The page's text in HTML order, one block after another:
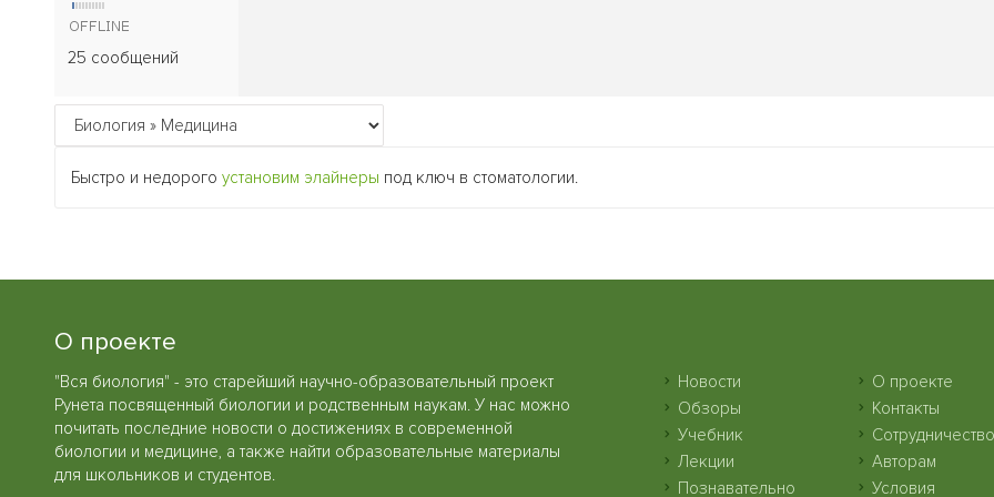
25 сообщений
Быстро и недорого установим элайнеры под ключ в стоматологии.
О проекте
"Вся биология" - это старейший научно-образовательный проект
Рунета посвященный биологии и родственным наукам. У нас можно
почитать последние новости о достижениях в современной
биологии и медицине, а также найти образовательные материалы
для школьников и студентов.
Новости
Обзоры
Учебник
Лекции
Познавательно
О проекте
Контакты
Сотрудничество
Авторам
Условия